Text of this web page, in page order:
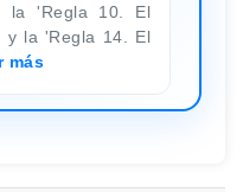
la 'Regla 10. El
y la 'Regla 14. El
más